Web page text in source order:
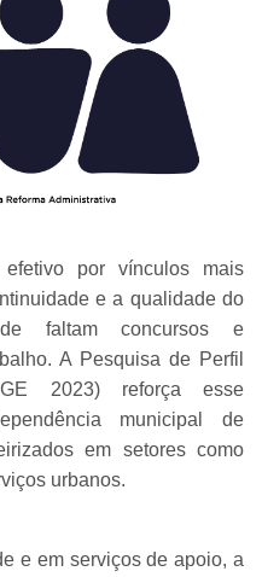
por vínculos mais
e a qualidade do
faltam concursos e
A Pesquisa de Perfil
2023) reforça esse
municipal de
em setores como
urbanos.
e em serviços de apoio, a